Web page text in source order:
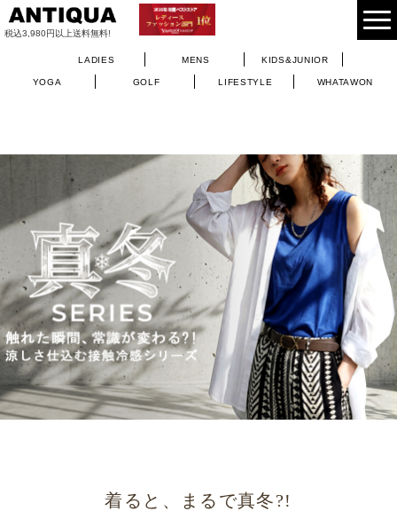
税込3,980円以上送料無料!
LADIES MENS KIDS&JUNIOR
YOGA GOLF LIFESTYLE WHATAWON
着ると、まるで真冬?!